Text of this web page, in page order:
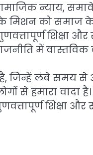
न्याय,
के मिशन को
शिक्षा और
में
जिन्हें लंबे समय से
से हमारा वादा
शिक्षा और